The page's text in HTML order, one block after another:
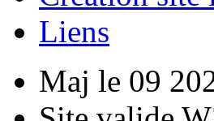
Liens
Maj le 09